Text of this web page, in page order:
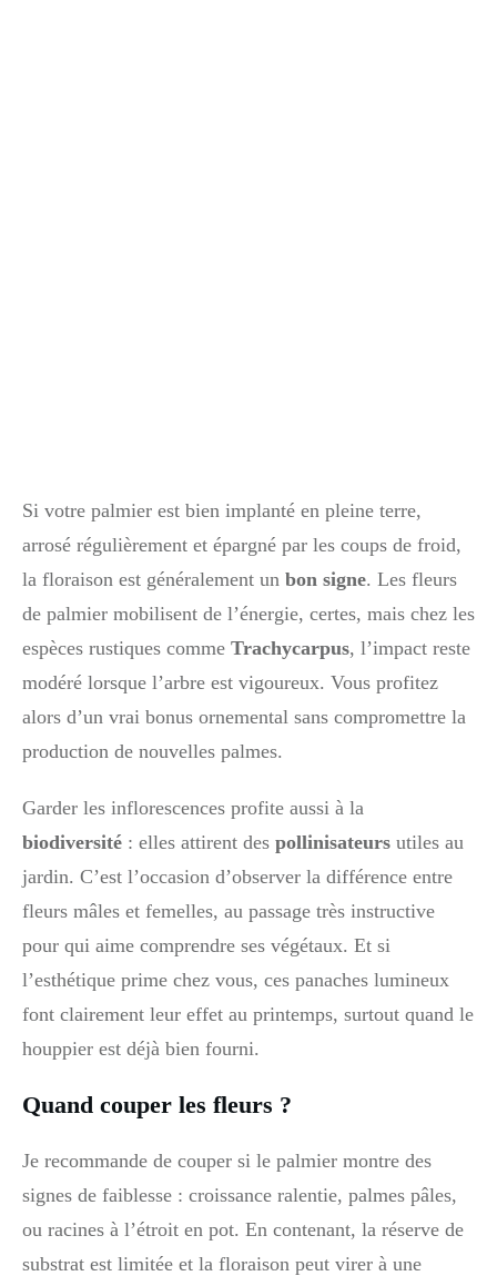
Si votre palmier est bien implanté en pleine terre,
arrosé régulièrement et épargné par les coups de froid,
la floraison est généralement un bon signe. Les fleurs
de palmier mobilisent de l’énergie, certes, mais chez les
espèces rustiques comme Trachycarpus, l’impact reste
modéré lorsque l’arbre est vigoureux. Vous profitez
alors d’un vrai bonus ornemental sans compromettre la
production de nouvelles palmes.
Garder les inflorescences profite aussi à la
biodiversité : elles attirent des pollinisateurs utiles au
jardin. C’est l’occasion d’observer la différence entre
fleurs mâles et femelles, au passage très instructive
pour qui aime comprendre ses végétaux. Et si
l’esthétique prime chez vous, ces panaches lumineux
font clairement leur effet au printemps, surtout quand le
houppier est déjà bien fourni.
Quand couper les fleurs ?
Je recommande de couper si le palmier montre des
signes de faiblesse : croissance ralentie, palmes pâles,
ou racines à l’étroit en pot. En contenant, la réserve de
substrat est limitée et la floraison peut virer à une